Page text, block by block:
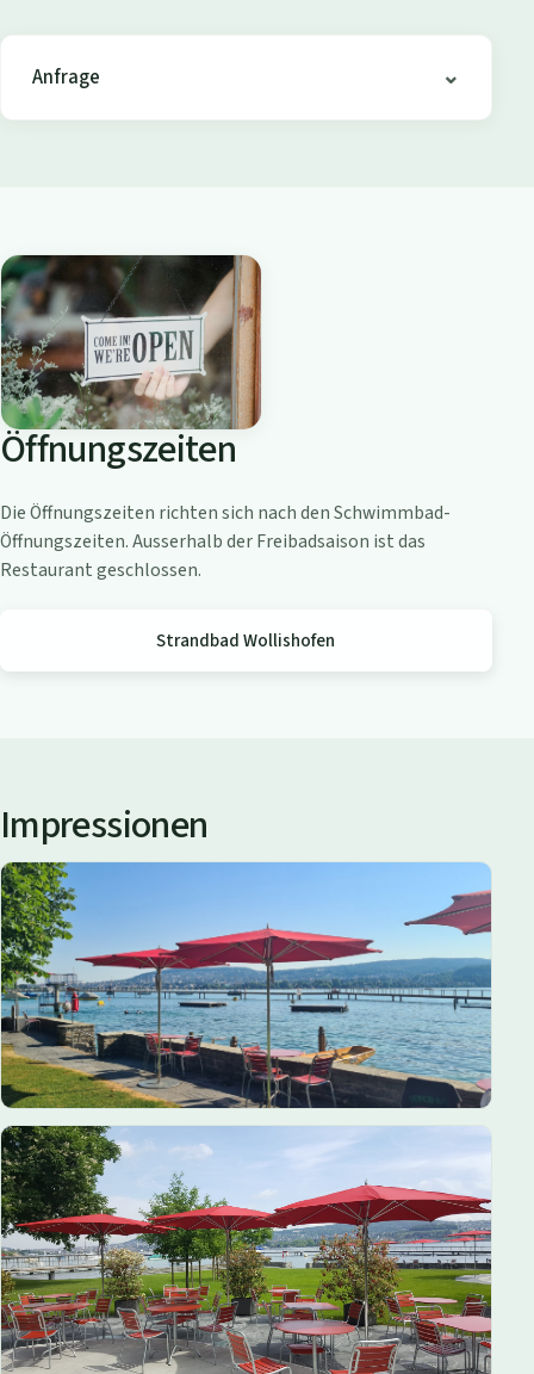
e
n
r
o
a
m
Z
ü
i
c
h
e
Anfrage
Öffnungszeiten
Die Öffnungszeiten richten sich nach den Schwimmbad-
Öffnungszeiten. Ausserhalb der Freibadsaison ist das
Restaurant geschlossen.
Strandbad Wollishofen
Impressionen